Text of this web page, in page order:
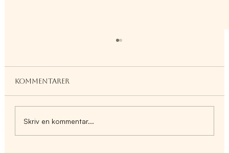
Kommentarer
Skriv en kommentar...